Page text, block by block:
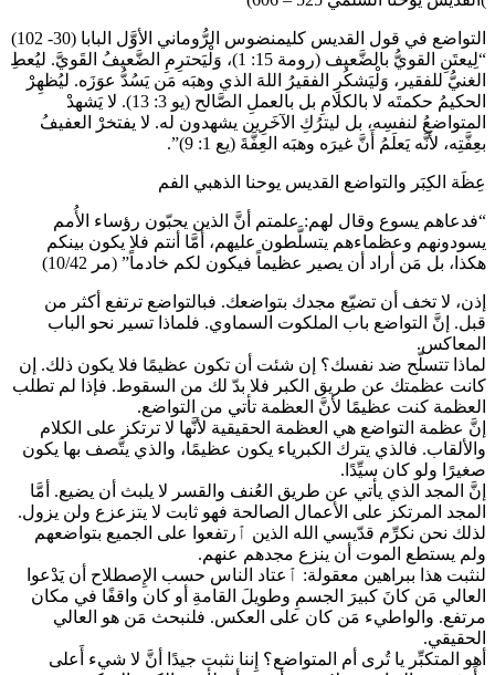
التواضع في قول القديس كليمنضوس الرُّوماني الأوَّل البابا (30- 102)
“لِيعتَنِ القويُّ بالضَّعيف (رومة 15: 1)، وَلْيَحترِمِ الضَّعيفُ القَويَّ. ليُعطِ
الغنيُّ للفقير، وَلْيَشكُرِ الفقيرُ اللهَ الذي وهبَه مَن يَسُدُّ عوَزَه. ليُظهِرْ
الحكيمُ حكمتَه لا بالكلامِ بل بالعملِ الصَّالح (يو 3: 13). لا يَشهدْ
المتواضعُ لنفسِه، بل ليترُكِ الآخَرِين يشهدون له. لا يفتخرْ العفيفُ
بعِفَّتِه، لأنَّه يَعلَمُ أَنَّ غيرَه وهبَه العِفَّةَ (يع 1: 9)”.
عِظَة الكِبَر والتواضع القديس يوحنا الذهبي الفم
“فدعاهم يسوع وقال لهم: علمتم أنَّ الذين يحبّون رؤساء الأُمم
يسودونهم وعظماءهم يتسلَّطون عليهم، أمَّا أنتم فلا يكون بينكم
هكذا، بل مَن أراد أن يصير عظيماً فيكون لكم خادماً” (مر 10/42)
إذن، لا تخف أن تضيّع مجدك بتواضعك. فبالتواضع ترتفع أكثر من
قبل. إنَّ التواضع باب الملكوت السماوي. فلماذا تسير نحو الباب
المعاكس.
لماذا تتسلّح ضد نفسك؟ إن شئت أن تكون عظيمًا فلا يكون ذلك. إن
كانت عظمتك عن طريق الكبر فلا بدّ لك من السقوط. فإذا لم تطلب
العظمة كنت عظيمًا لأنَّ العظمة تأتي من التواضع.
إنَّ عظمة التواضع هي العظمة الحقيقية لأنَّها لا ترتكز على الكلام
والألقاب. فالذي يترك الكبرياء يكون عظيمًا، والذي يتَّصف بها يكون
صغيرًا ولو كان سيِّدًا.
إنَّ المجد الذي يأتي عن طريق العُنف والقسر لا يلبث أن يضيع. أمَّا
المجد المرتكز على الأعمال الصالحة فهو ثابت لا يتزعزع ولن يزول.
لذلك نحن نكرِّم قدّيسي الله الذين ٱرتفعوا على الجميع بتواضعهم
ولم يستطع الموت أن ينزع مجدهم عنهم.
لنثبت هذا ببراهين معقولة: ٱعتاد الناس حسب الإِصطلاح أن يَدْعوا
العالي مَن كانَ كبيرَ الجسمِ وطويلَ القامةِ أو كان واقفًا في مكان
مرتفع. والواطيء مَن كان على العكس. فلنبحث مَن هو العالي
الحقيقي.
أهو المتكبِّر يا تُرى أم المتواضع؟ إِننا نثبت جيدًا أنَّ لا شيء أَعلى